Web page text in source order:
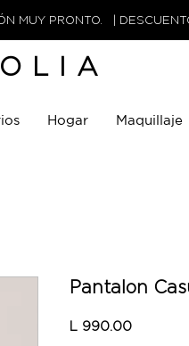
MUY PRONTO. |
Hogar Maquillaje
Pantalon
L 990.00Precio